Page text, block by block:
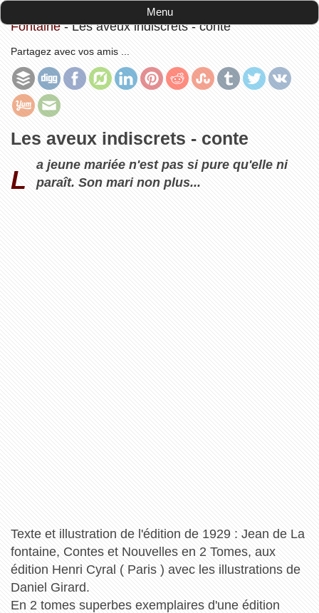
Les Fables et Contes de Jean de La
Fontaine-Les aveux indiscrets - conte
Partagez avec vos amis ...
Les aveux indiscrets - conte
L
a jeune mariée n'est pas si pure qu'elle ni
paraît. Son mari non plus...
Texte et illustration de l'édition de 1929 : Jean de La
fontaine, Contes et Nouvelles en 2 Tomes, aux
édition Henri Cyral ( Paris ) avec les illustrations de
Daniel Girard.
En 2 tomes superbes exemplaires d'une édition
Menu